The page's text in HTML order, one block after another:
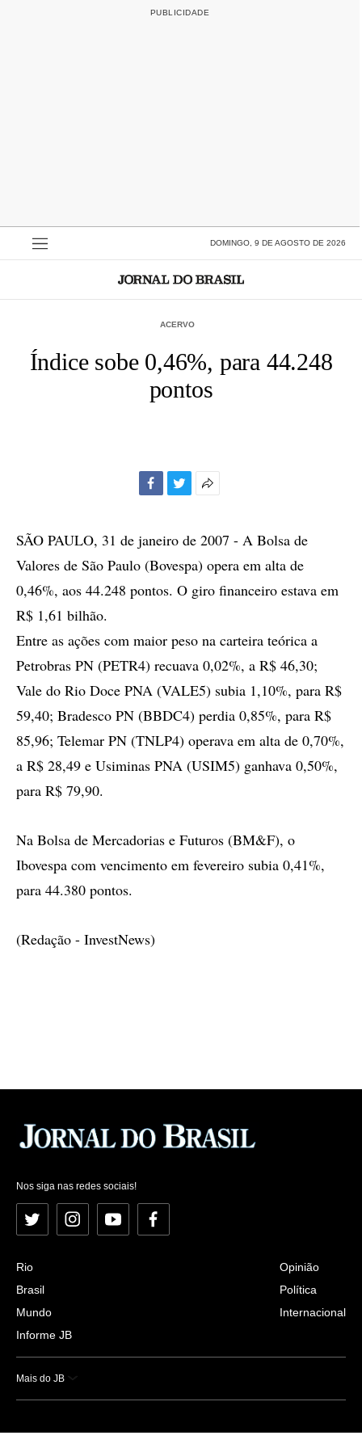
DOMINGO, 9 DE AGOSTO DE 2026
ACERVO
Índice sobe 0,46%, para 44.248
pontos
compartilhamento
SÃO PAULO, 31 de janeiro de 2007 - A Bolsa de
Valores de São Paulo (Bovespa) opera em alta de
0,46%, aos 44.248 pontos. O giro financeiro estava em
R$ 1,61 bilhão.
Entre as ações com maior peso na carteira teórica a
Petrobras PN (PETR4) recuava 0,02%, a R$ 46,30;
Vale do Rio Doce PNA (VALE5) subia 1,10%, para R$
59,40; Bradesco PN (BBDC4) perdia 0,85%, para R$
85,96; Telemar PN (TNLP4) operava em alta de 0,70%,
a R$ 28,49 e Usiminas PNA (USIM5) ganhava 0,50%,
para R$ 79,90.
Na Bolsa de Mercadorias e Futuros (BM&F), o
Ibovespa com vencimento em fevereiro subia 0,41%,
para 44.380 pontos.
(Redação - InvestNews)
Nos siga nas redes sociais!
Twitter InstagramYouTubeFacebook
Rio
Brasil
Mundo
Informe JB
Opinião
Política
Internacional
Mais do JB
Esportes